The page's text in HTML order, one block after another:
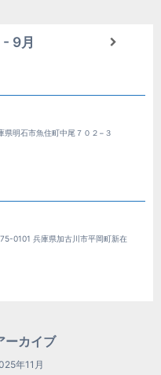
9月
明石市魚住町中尾７０２−３
0101 兵庫県加古川市平岡町新在
ーカイブ
年11月